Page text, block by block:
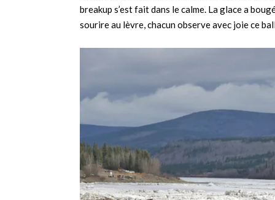
breakup s’est fait dans le calme. La glace a
sourire au lèvre, chacun observe avec joie ce